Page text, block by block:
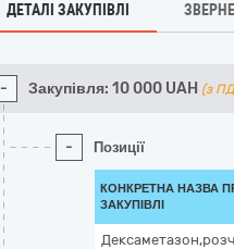
ДЕТАЛІ ЗАКУПІВЛІ
- Закупівля: 10 000 UAH (з
- Позиції
КОНКРЕТНА НАЗВА
ЗАКУПІВЛІ